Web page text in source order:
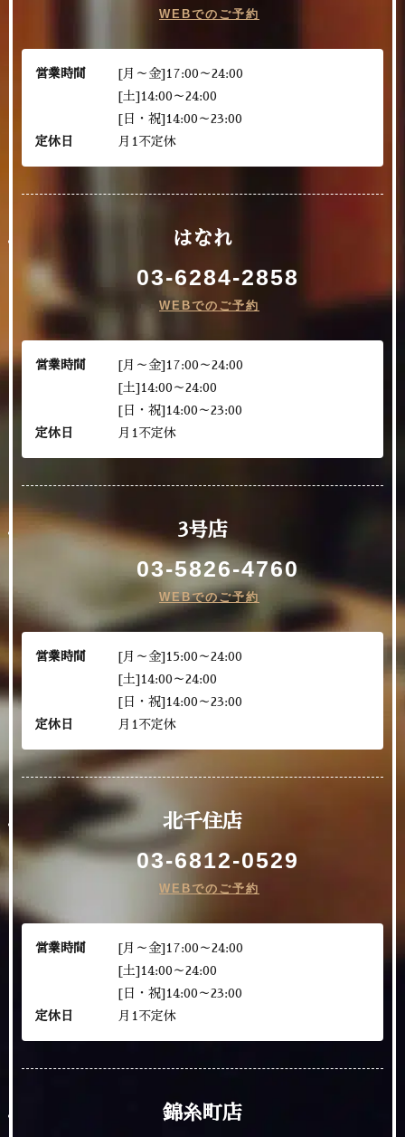
WEBでのご予約
営業時間
[月～金]17:00～24:00
[土]14:00～24:00
[日・祝]14:00～23:00
定休日
月1不定休
はなれ
03-6284-2858
WEBでのご予約
営業時間
[月～金]17:00～24:00
[土]14:00～24:00
[日・祝]14:00～23:00
定休日
月1不定休
3号店
03-5826-4760
WEBでのご予約
営業時間
[月～金]15:00～24:00
[土]14:00～24:00
[日・祝]14:00～23:00
定休日
月1不定休
北千住店
03-6812-0529
WEBでのご予約
営業時間
[月～金]17:00～24:00
[土]14:00～24:00
[日・祝]14:00～23:00
定休日
月1不定休
錦糸町店